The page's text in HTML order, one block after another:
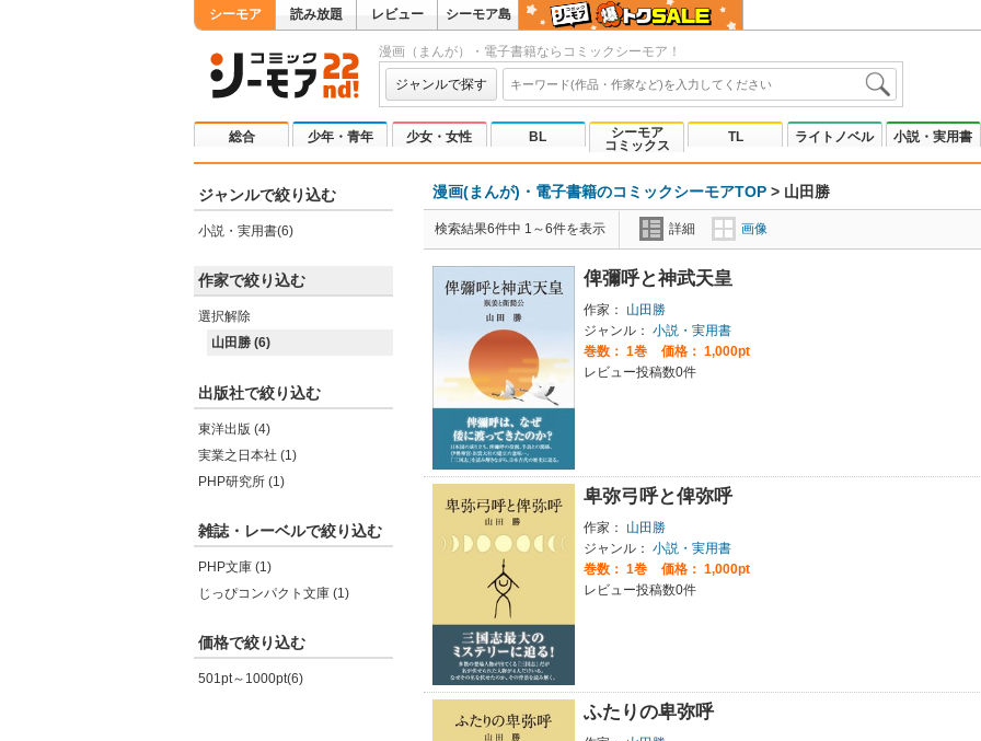
シーモア 読み放題 レビュー シーモア島
漫画（まんが）・電子書籍ならコミックシーモア！
ジャンルで探す
総合 少年・青年 少女・女性 BL
シーモア
コミックス
TL ライトノベル 小説・実用書
ジャンルで絞り込む
小説・実用書(6)
作家で絞り込む
選択解除
山田勝 (6)
出版社で絞り込む
東洋出版 (4)
実業之日本社 (1)
PHP研究所 (1)
雑誌・レーベルで絞り込む
PHP文庫 (1)
じっぴコンパクト文庫 (1)
価格で絞り込む
501pt～1000pt(6)
漫画(まんが)・電子書籍のコミックシーモアTOP > 山田勝
検索結果6件中 1～6件を表示 詳細 画像
俾彌呼と神武天皇
作家：
山田勝
ジャンル： 小説・実用書
巻数： 1巻
価格： 1,000pt
レビュー投稿数0件
卑弥弓呼と俾弥呼
作家：
山田勝
ジャンル： 小説・実用書
巻数： 1巻
価格： 1,000pt
レビュー投稿数0件
ふたりの卑弥呼